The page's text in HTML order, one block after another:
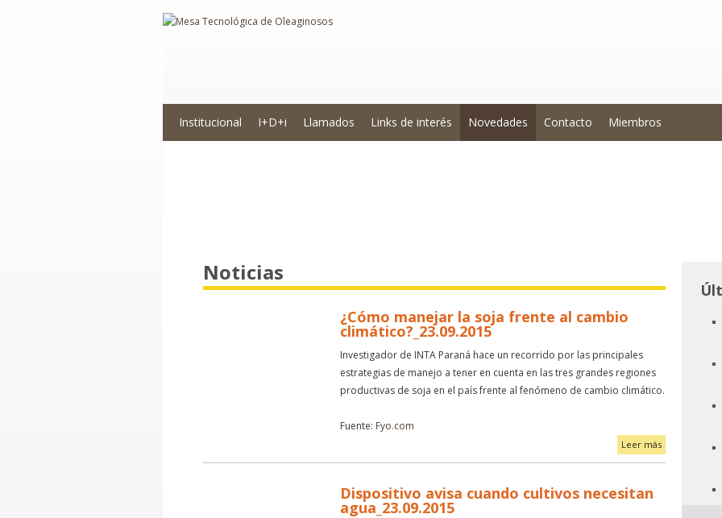
Institucional I+D+i Llamados Links de interés Novedades Contacto Miembros
Noticias
¿Cómo manejar la soja frente al cambio
climático?_23.09.2015
Investigador de INTA Paraná hace un recorrido por las principales
estrategias de manejo a tener en cuenta en las tres grandes regiones
productivas de soja en el país frente al fenómeno de cambio climático.
Fuente: Fyo.com
Leer más
Dispositivo avisa cuando cultivos necesitan
agua_23.09.2015